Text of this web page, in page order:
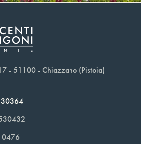
- 51100 - Chiazzano (Pistoia)